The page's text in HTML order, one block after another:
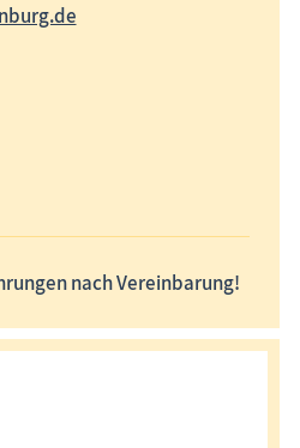
nach Vereinbarung!